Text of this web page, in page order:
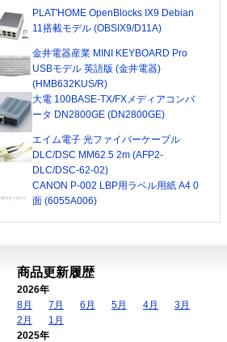
PLAT'HOME OpenBlocks IX9 Debian
11搭載モデル (OBSIX9/D11A)
金井電器産業 MINI KEYBOARD Pro
USBモデル 英語版 (金井電器)
(HMB632KUS/R)
大電 100BASE-TX/FXメディアコンバ
ータ DN2800GE (DN2800GE)
エイム電子 光ファイバーケーブル
DLC/DSC MM62.5 2m (AFP2-
DLC/DSC-62-02)
CANON P-002 LBP用ラベル用紙 A4 0
面 (6055A006)
商品更新履歴
2026年
8月
7月 6月 5月 4月
3月
2月
1月
2025年